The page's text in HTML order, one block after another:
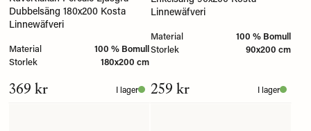
Dubbelsäng 180x200 Kosta
Linnewäfveri
Material
100 % Bomull
Storlek
180x200 cm
369 kr I lager
Linnewäfveri
Material
100 % Bomull
Storlek
90x200 cm
259 kr I lager